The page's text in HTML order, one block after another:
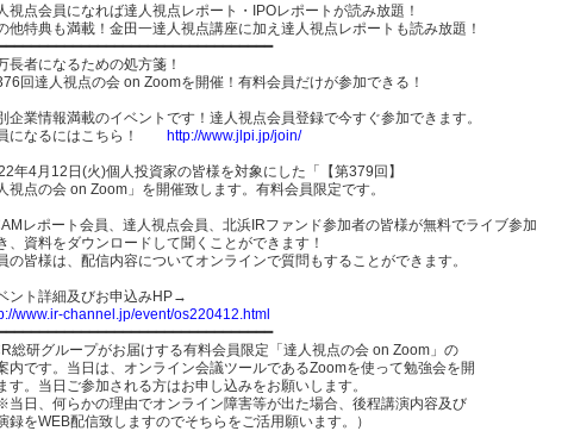
視点会員になれば達人視点レポート・IPOレポートが読み放題！
他特典も満載！金田一達人視点講座に加え達人視点レポートも読み放題！
長者になるための処方箋！
回達人視点の会 on Zoomを開催！有料会員だけが参加できる！
企業情報満載のイベントです！達人視点会員登録で今すぐ参加できます。
になるにはこちら！ http://www.jlpi.jp/join/
年4月12日(火)個人投資家の皆様を対象にした「【第379回】
視点の会 on Zoom」を開催致します。有料会員限定です。
レポート会員、達人視点会員、北浜IRファンド参加者の皆様が無料でライブ参加
、資料をダウンロードして聞くことができます！
の皆様は、配信内容についてオンラインで質問もすることができます。
ント詳細及びお申込みHP→
www.ir-channel.jp/event/os220412.html
総研グループがお届けする有料会員限定「達人視点の会 on Zoom」の
内です。当日は、オンライン会議ツールであるZoomを使って勉強会を開
す。当日ご参加される方はお申し込みをお願いします。
※当日、何らかの理由でオンライン障害等が出た場合、後程講演内容及び
録をWEB配信致しますのでそちらをご活用願います。）